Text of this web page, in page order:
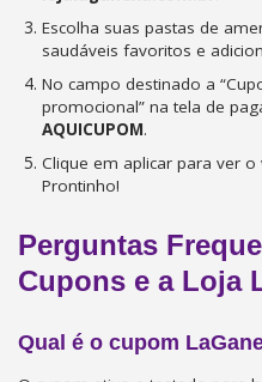
Escolha suas pastas de
saudáveis favoritos e
No campo destinado a
promocional” na tela de
AQUICUPOM.
Clique em aplicar para ver
Prontinho!
Perguntas
Cupons e a Loja
Qual é o cupom